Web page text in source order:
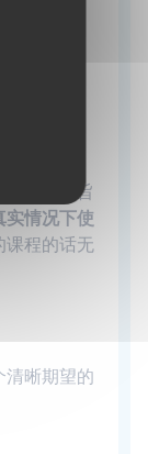
地标。
OCAD
。旨
实情况下使
课程的话无
清晰期望的